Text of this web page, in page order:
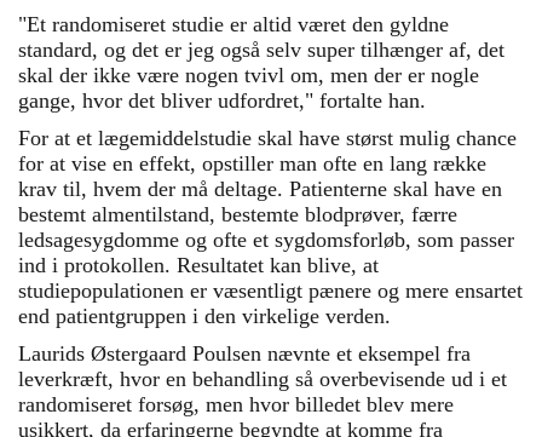
"Et randomiseret studie er altid været den gyldne
standard, og det er jeg også selv super tilhænger af, det
skal der ikke være nogen tvivl om, men der er nogle
gange, hvor det bliver udfordret," fortalte han.
For at et lægemiddelstudie skal have størst mulig chance
for at vise en effekt, opstiller man ofte en lang række
krav til, hvem der må deltage. Patienterne skal have en
bestemt almentilstand, bestemte blodprøver, færre
ledsagesygdomme og ofte et sygdomsforløb, som passer
ind i protokollen. Resultatet kan blive, at
studiepopulationen er væsentligt pænere og mere ensartet
end patientgruppen i den virkelige verden.
Laurids Østergaard Poulsen nævnte et eksempel fra
leverkræft, hvor en behandling så overbevisende ud i et
randomiseret forsøg, men hvor billedet blev mere
usikkert, da erfaringerne begyndte at komme fra